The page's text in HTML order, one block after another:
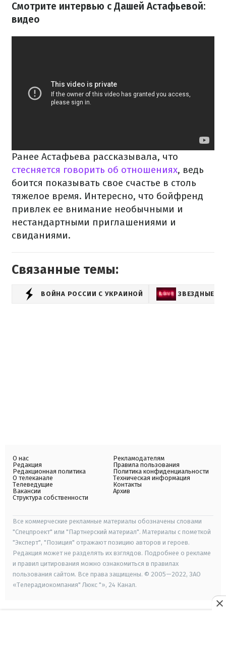
Смотрите интервью с Дашей Астафьевой:
видео
Ранее Астафьева рассказывала, что
стесняется говорить об отношениях, ведь
боится показывать свое счастье в столь
тяжелое время. Интересно, что бойфренд
привлек ее внимание необычными и
нестандартными приглашениями и
свиданиями.
Связанные темы:
ВОЙНА РОССИИ С УКРАИНОЙ ЗВЕЗДНЫЕ
О нас
Редакция
Редакционная политика
О телеканале
Телеведущие
Вакансии
Структура собственности
Рекламодателям
Правила пользования
Политика конфиденциальности
Техническая информация
Контакты
Архив
Все коммерческие рекламные материалы обозначены словами
"Спецпроект" или "Партнерский материал". Материалы с пометкой
"Эксперт", "Позиция" отражают позицию авторов и героев.
Редакция может не разделять их взглядов. Подробнее о рекламе
и правил цитирования можно ознакомиться в правилах
пользования сайтом. Все права защищены. © 2005—2022, ЗАО
«Телерадиокомпания" Люкс "», 24 Канал.